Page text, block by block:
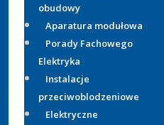
obudowy
Aparatura modułowa
Porady Fachowego
Elektryka
Instalacje
przeciwoblodzeniowe
Elektryczne